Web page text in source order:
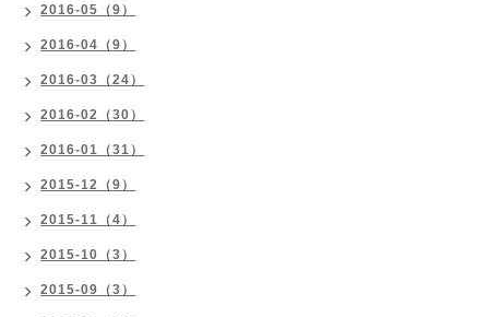
2016-05（9）
2016-04（9）
2016-03（24）
2016-02（30）
2016-01（31）
2015-12（9）
2015-11（4）
2015-10（3）
2015-09（3）